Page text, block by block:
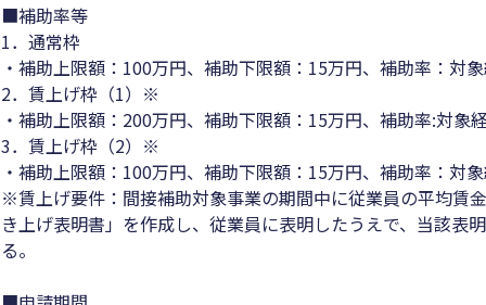
■補助率等
1．通常枠
・補助上限額：100万円、補助下限額：15万円、補助率：対
2．賃上げ枠（1）※
・補助上限額：200万円、補助下限額：15万円、補助率:対象
3．賃上げ枠（2）※
・補助上限額：100万円、補助下限額：15万円、補助率：対
※賃上げ要件：間接補助対象事業の期間中に従業員の平均賃
き上げ表明書」を作成し、従業員に表明したうえで、当該表
る。